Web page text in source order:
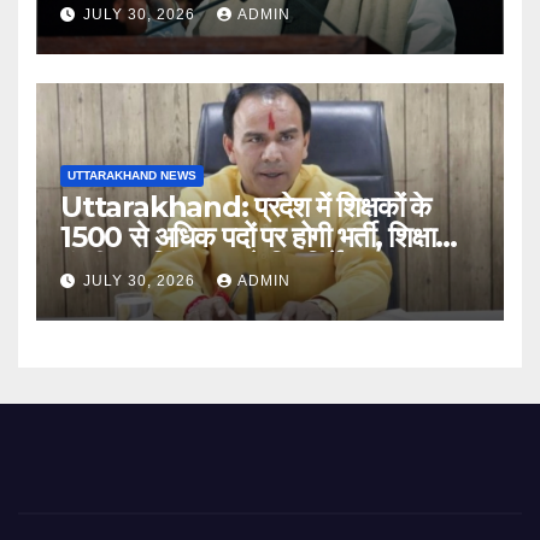
JULY 30, 2026 ADMIN
UTTARAKHAND NEWS
Uttarakhand: प्रदेश में शिक्षकों के
1500 से अधिक पदों पर होगी भर्ती, शिक्षा
मंत्री धन सिंह रावत ने दिए निर्देश
JULY 30, 2026 ADMIN